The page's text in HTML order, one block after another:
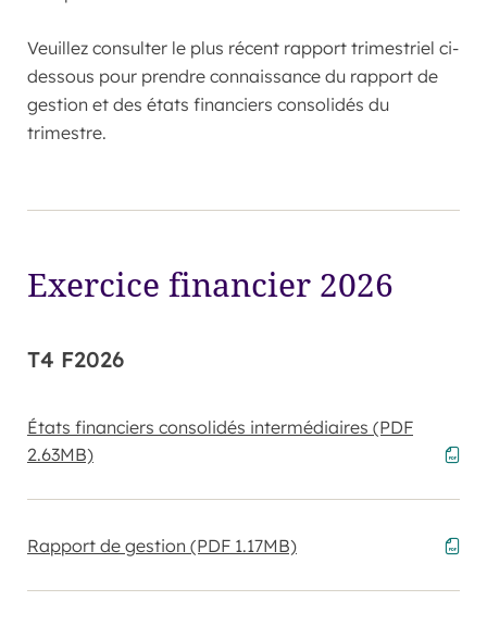
Veuillez consulter le plus récent rapport trimestriel ci-
dessous pour prendre connaissance du rapport de
gestion et des états financiers consolidés du
trimestre.
Exercice financier 2026
T4 F2026
États financiers consolidés intermédiaires (PDF
2.63MB)
Rapport de gestion (PDF 1.17MB)